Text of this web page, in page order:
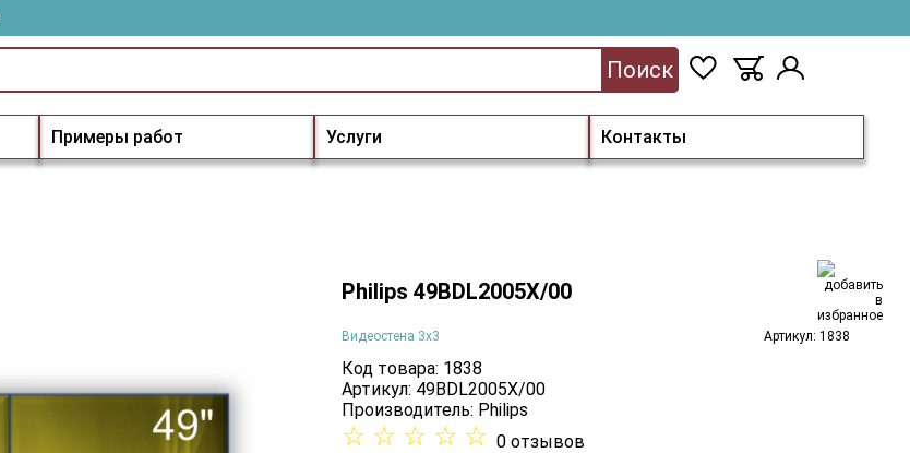
Примеры работ Услуги Контакты
Поиск
Philips 49BDL2005X/00
Видеостена 3х3 Артикул: 1838
Код товара: 1838
Артикул: 49BDL2005X/00
Производитель: Philips
☆ ☆ ☆ ☆ ☆ 0 отзывов